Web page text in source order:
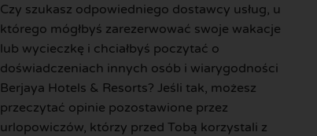
Czy szukasz odpowiedniego dostawcy usług, u
którego mógłbyś zarezerwować swoje wakacje
lub wycieczkę i chciałbyś poczytać o
doświadczeniach innych osób i wiarygodności
Berjaya Hotels & Resorts? Jeśli tak, możesz
przeczytać opinie pozostawione przez
urlopowiczów, którzy przed Tobą korzystali z